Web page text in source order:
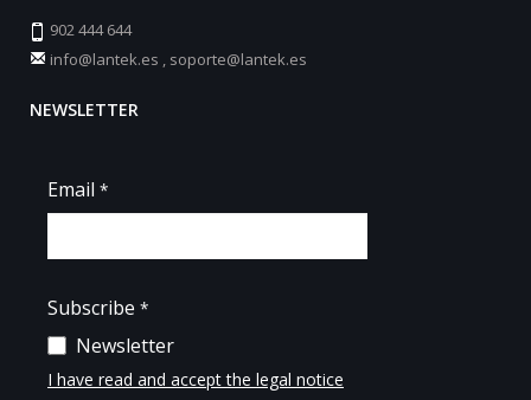
902 444 644
info@lantek.es , soporte@lantek.es
NEWSLETTER